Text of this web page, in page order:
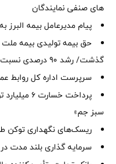
های صنفی نمایندگان
پیام مدیرعامل بیمه البرز
گذشت/ رشد 90 درصدی نسبت به مدت مشابه سال گذشته
سرپرست اداره كل روابط
پرداخت
سبز جم»
ریسک‌های نگهداری توکن
سرمایه گذاری بلند مدت